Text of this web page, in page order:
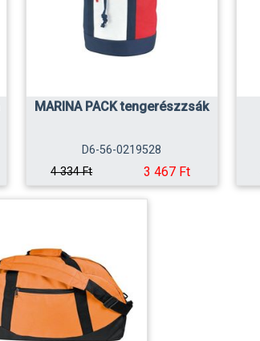
MARINA PACK tengerészzsák
D6-56-0219528
4 334 Ft
3 467 Ft